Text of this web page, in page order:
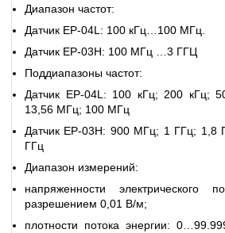
Диапазон частот:
Датчик EP-04L: 100 кГц…100 МГц.
Датчик EP-03H: 100 МГц …3 ГГЦ
Поддиапазоны частот:
Датчик EP-04L: 100 кГц; 200 кГц;
13,56 МГц; 100 МГц
Датчик EP-03H: 900 МГц; 1 ГГц; 1,8
ГГц
Диапазон измерений:
напряженности
разрешением 0,01 В/м;
плотности потока энергии: